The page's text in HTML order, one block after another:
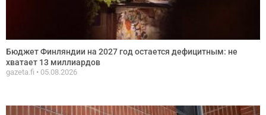
Бюджет Финляндии на 2027 год остается дефицитным: не
хватает 13 миллиардов
gazeta.fi 05.08.2026